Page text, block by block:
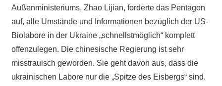
Außenministeriums, Zhao Lijian, forderte das Pentagon
auf, alle Umstände und Informationen bezüglich der US-
Biolabore in der Ukraine „schnellstmöglich“ komplett
offenzulegen. Die chinesische Regierung ist sehr
misstrauisch geworden. Sie geht davon aus, dass die
ukrainischen Labore nur die „Spitze des Eisbergs“ sind.